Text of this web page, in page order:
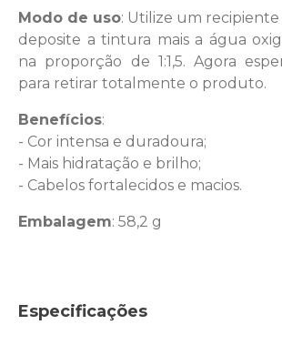
Modo de uso: Utilize um
deposite a tintura mais a água
na proporção de 1:1,5. Agora
para retirar totalmente o produto.
Benefícios:
- Cor intensa e duradoura;
- Mais hidratação e brilho;
- Cabelos fortalecidos e macios.
Embalagem: 58,2 g
Especificações